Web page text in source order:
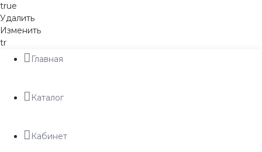
true
Удалить
Изменить
tr
Главная
Каталог
Кабинет